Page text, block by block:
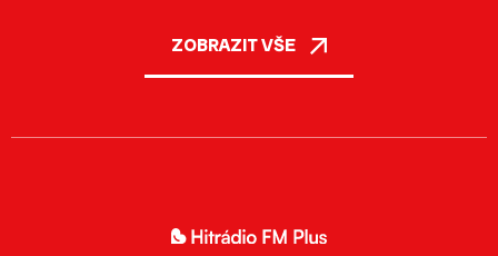
ZOBRAZIT VŠE